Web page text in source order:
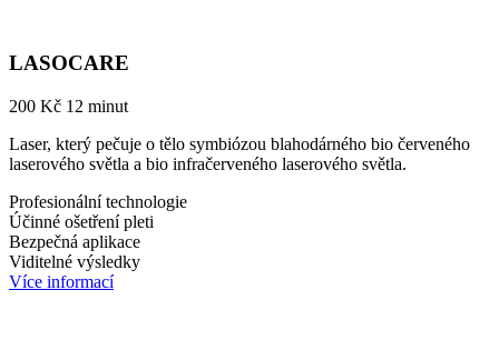
LASOCARE
200 Kč 12 minut
Laser, který pečuje o tělo symbiózou blahodárného bio červeného
laserového světla a bio infračerveného laserového světla.
Profesionální technologie
Účinné ošetření pleti
Bezpečná aplikace
Viditelné výsledky
Více informací